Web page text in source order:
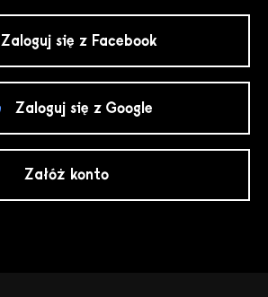
Zaloguj się z Facebook
Zaloguj się z Google
Załóż konto